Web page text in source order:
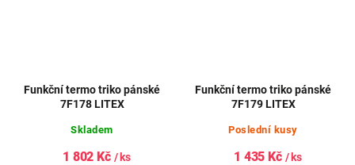
Funkční termo triko pánské
7F178 LITEX
Skladem
1 802 Kč / ks
Funkční termo triko pánské
7F179 LITEX
Poslední kusy
1 435 Kč / ks